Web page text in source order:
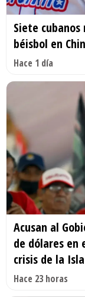
Siete
béisbol en
Hace 1 día
Acusan al
de dólares en
crisis de la Isla
Hace 23 horas